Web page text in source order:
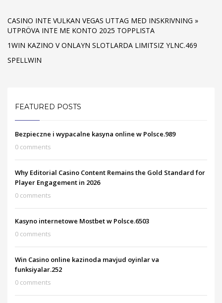
CASINO INTE VULKAN VEGAS UTTAG MED INSKRIVNING »
UTPRÖVA INTE ME KONTO 2025 TOPPLISTA
1WIN KAZINO V ONLAYN SLOTLARDA LIMITSIZ YLNC.469
SPELLWIN
FEATURED POSTS
Bezpieczne i wypacalne kasyna online w Polsce.989
0 comments
Why Editorial Casino Content Remains the Gold Standard for
Player Engagement in 2026
0 comments
Kasyno internetowe Mostbet w Polsce.6503
0 comments
Win Casino online kazinoda mavjud oyinlar va
funksiyalar.252
0 comments